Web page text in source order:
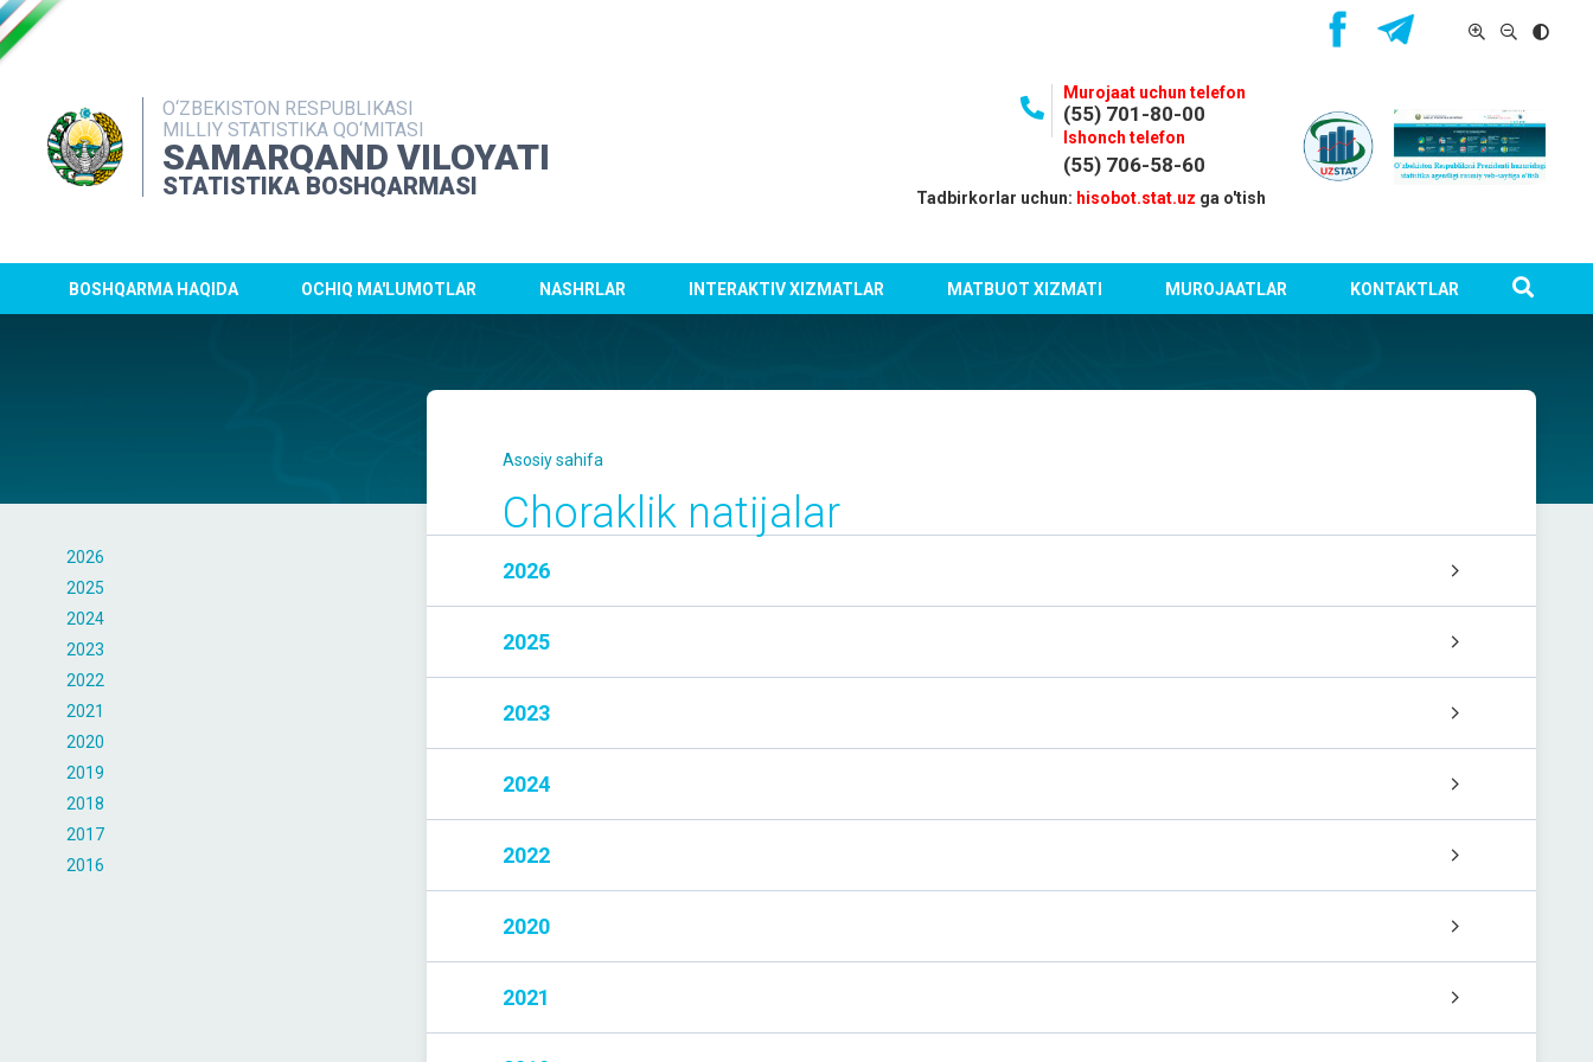
O‘ZBEKISTON RESPUBLIKASI
MILLIY STATISTIKA QO‘MITASI
SAMARQAND VILOYATI
STATISTIKA BOSHQARMASI
Murojaat uchun telefon
(55) 701-80-00
Ishonch telefon
(55) 706-58-60
Tadbirkorlar uchun: hisobot.stat.uz ga o'tish
BOSHQARMA HAQIDA OCHIQ MA'LUMOTLAR NASHRLAR INTERAKTIV XIZMATLAR MATBUOT XIZMATI MUROJAATLAR KONTAKTLAR
2026
2025
2024
2023
2022
2021
2020
2019
2018
2017
2016
Asosiy sahifa
Choraklik natijalar
2026
2025
2023
2024
2022
2020
2021